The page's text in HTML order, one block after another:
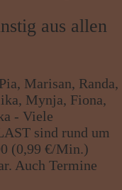
aus allen
Marisan, Randa,
Mynja, Fiona,
- Viele
sind rund um
(0,99 €/Min.)
Auch Termine